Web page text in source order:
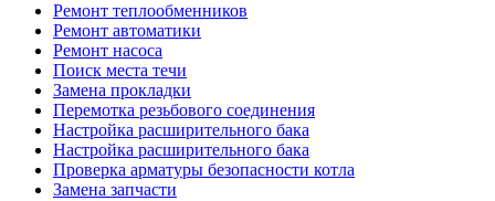
Ремонт теплообменников
Ремонт автоматики
Ремонт насоса
Поиск места течи
Замена прокладки
Перемотка резьбового соединения
Настройка расширительного бака
Настройка расширительного бака
Проверка арматуры безопасности котла
Замена запчасти